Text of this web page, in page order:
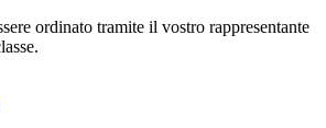
ordinato tramite il vostro rappresentante